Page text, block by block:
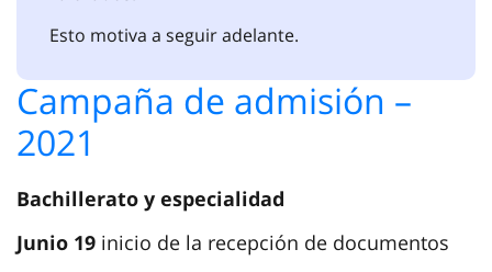
Esto motiva a seguir adelante.
Campaña de admisión –
2021
Bachillerato y especialidad
Junio 19 inicio de la recepción de documentos